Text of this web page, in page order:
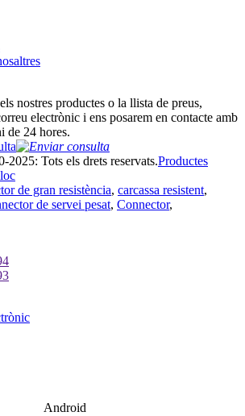
nostres productes o la llista de preus,
electrònic i ens posarem en contacte amb
de 24 hores.
Tots els drets reservats.Productes
de gran resistència, carcassa resistent,
de servei pesat, Connector,
Android